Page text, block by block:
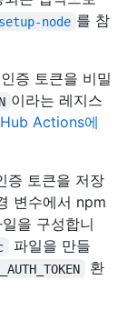
setup-node 를 참
증 토큰을 비밀
이라는 레지스
Actions에
증 토큰을 저장
변수에서 npm
일을 구성합니
파일을 만들
환